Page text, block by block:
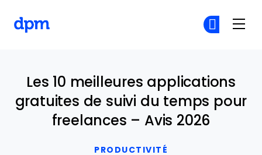
PRODUCTIVITÉ
Les 10 meilleures applications
gratuites de suivi du temps pour
freelances – Avis 2026